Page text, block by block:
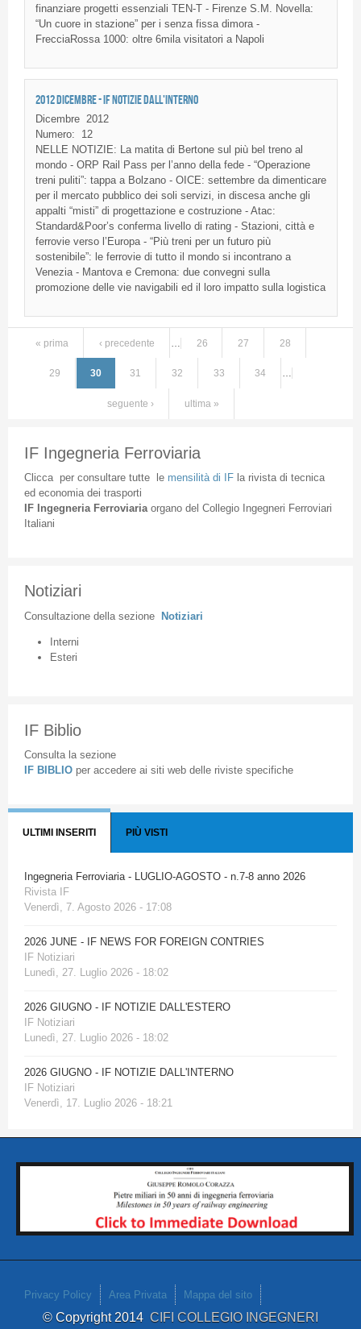
finanziare progetti essenziali TEN-T - Firenze S.M. Novella:
“Un cuore in stazione” per i senza fissa dimora -
FrecciaRossa 1000: oltre 6mila visitatori a Napoli
2012 DICEMBRE - IF NOTIZIE DALL'INTERNO
Dicembre
2012
Numero:
12
NELLE NOTIZIE: La matita di Bertone sul più bel trenoal
mondo- ORP Rail Pass per l’anno della fede- “Operazione
treni puliti”: tappaa Bolzano- OICE: settembre da dimenticare
per il mercato pubblico dei soli servizi , in discesa anche gli
appalti “misti” di progettazionee costruzione- Atac:
Standard&Poor’s conferma livello di rating - Stazioni cittàe
ferrovieverso l’Europa- “Più treni per un futuro più
sostenibile”: le ferrovie di tutto il mondo si incontranoa
Venezia- Mantovae Cremona: due convegni sulla
promozione dellevie navigabili ed il loro impatto sulla logistica
Pagine
« prima ‹ precedente 26 27 28
29 30 31 32 33 34 …
seguente › ultima »
IF Ingegneria Ferroviaria
Cliccaper consultare tuttele mensilità di IFla rivista di tecnica
ed economia dei trasporti
IF Ingegneria Ferroviaria organodel Collegio Ingegneri Ferroviari
Italiani
Notiziari
Consultazione della sezione Notiziari
Interni
Esteri
IF Biblio
Consulta la sezione
IF BIBLIO per accedere ai siti web delle riviste specifiche
ULTIMI INSERITI PIÙ VISTI
Ingegneria Ferroviaria - LUGLIO-AGOSTO - n.7-8 anno 2026
Rivista IF
Venerdì, 7. Agosto 2026 - 17:08
2026 JUNE - IF NEWS FOR FOREIGN CONTRIES
IF Notiziari
Lunedì, 27. Luglio 2026 - 18:02
2026 GIUGNO - IF NOTIZIE DALL'ESTERO
IF Notiziari
Lunedì, 27. Luglio 2026 - 18:02
2026 GIUGNO - IF NOTIZIE DALL'INTERNO
IF Notiziari
Venerdì, 17. Luglio 2026 - 18:21
Privacy Policy Area Privata Mappa del sito
© Copyright 2014 CIFI COLLEGIO INGEGNERI